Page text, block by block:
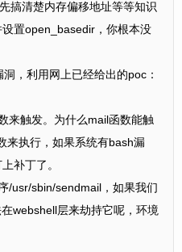
搞清楚内存偏移地址等等知识
置open_basedir，你根本没
，利用网上已经给出的poc：
来触发。为什么mail函数能触
来执行，如果系统有bash漏
补丁了。
/usr/sbin/sendmail，如果我们
webshell层来劫持它呢，环境